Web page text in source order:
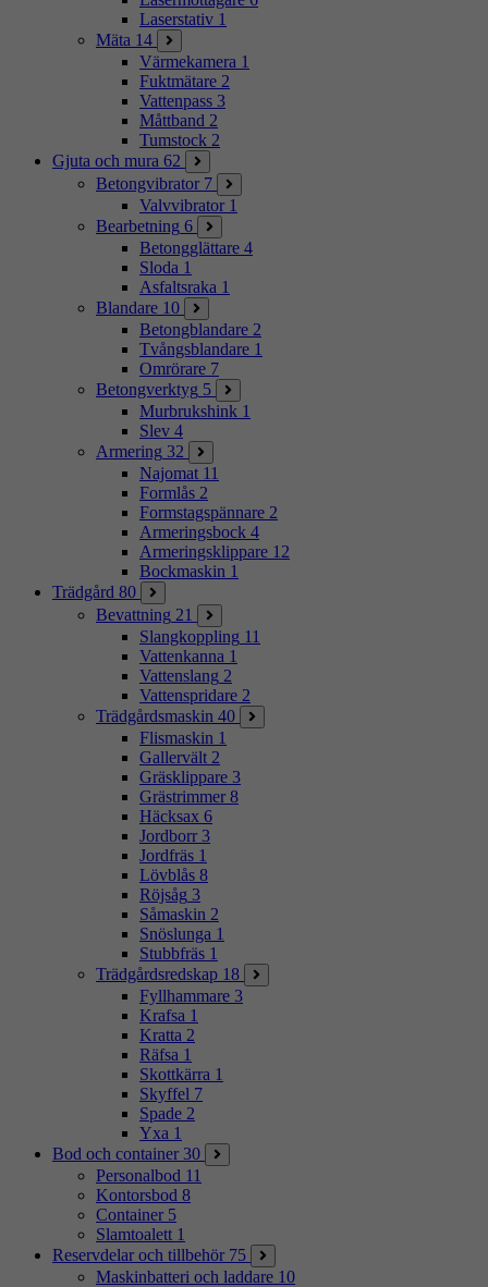
Laserstativ 1
Mäta 14
Värmekamera 1
Fuktmätare 2
Vattenpass 3
Måttband 2
Tumstock 2
Gjuta och mura 62
Betongvibrator 7
Valvvibrator 1
Bearbetning 6
Betongglättare 4
Sloda 1
Asfaltsraka 1
Blandare 10
Betongblandare 2
Tvångsblandare 1
Omrörare 7
Betongverktyg 5
Murbrukshink 1
Slev 4
Armering 32
Najomat 11
Formlås 2
Formstagspännare 2
Armeringsbock 4
Armeringsklippare 12
Bockmaskin 1
Trädgård 80
Bevattning 21
Slangkoppling 11
Vattenkanna 1
Vattenslang 2
Vattenspridare 2
Trädgårdsmaskin 40
Flismaskin 1
Gallervält 2
Gräsklippare 3
Grästrimmer 8
Häcksax 6
Jordborr 3
Jordfräs 1
Lövblås 8
Röjsåg 3
Såmaskin 2
Snöslunga 1
Stubbfräs 1
Trädgårdsredskap 18
Fyllhammare 3
Krafsa 1
Kratta 2
Räfsa 1
Skottkärra 1
Skyffel 7
Spade 2
Yxa 1
Bod och container 30
Personalbod 11
Kontorsbod 8
Container 5
Slamtoalett 1
Reservdelar och tillbehör 75
Maskinbatteri och laddare 10